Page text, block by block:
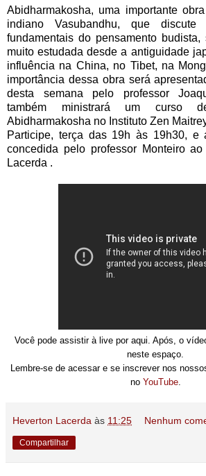
Abidharmakosha, uma importante
indiano Vasubandhu, que
fundamentais do pensamento
muito estudada desde a antiguidade
influência na China, no Tibet, na
importância dessa obra será
desta semana pelo professor
também ministrará um curso
Abidharmakosha no Instituto Zen
Participe, terça das 19h às 19h30, e
concedida pelo professor Monteiro
Lacerda .
Você pode assistir à live por aqui. Após, o
neste espaço.
Lembre-se de acessar e se inscrever nos
no YouTube.
Heverton Lacerda às 11:25 Nenhum
Compartilhar